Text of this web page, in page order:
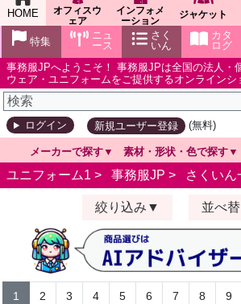
HOME
オフィスウ
ェア
インフォメ
ーション
ショールー
ム
ジャケット
カタ
ログ
さく
いん
ニュ
ース
特集
事務服JPへようこそ！ 事務服JPは全国の法人・
ウェア・ユニフォームをご提供するオンラインシ
ログイン 新規ユーザー登録 (無料)
メーカーで探す 素材・形状・色で探す
ユニフォーム1 > 事務服JP > さくいん
絞り込み 並べ替
1 2 3 4 5 6 7 8 9